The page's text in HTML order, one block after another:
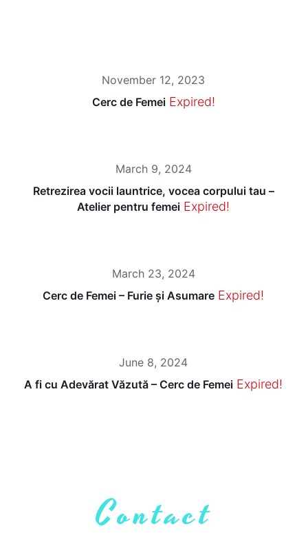
November 12, 2023
Cerc de Femei Expired!
March 9, 2024
Retrezirea vocii launtrice, vocea corpului tau –
Atelier pentru femei Expired!
March 23, 2024
Cerc de Femei – Furie și Asumare Expired!
June 8, 2024
A fi cu Adevărat Văzută – Cerc de Femei Expired!
Contact